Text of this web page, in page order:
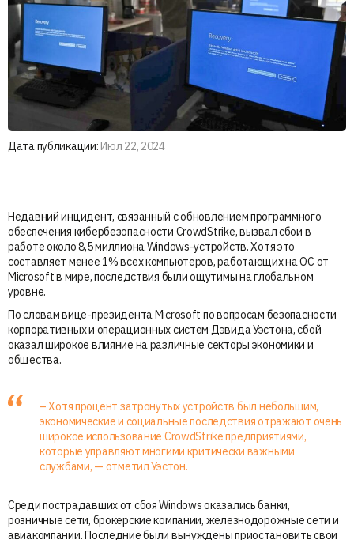
Дата публикации: Июл 22, 2024
Недавний инцидент, связанный с обновлением программного
обеспечения кибербезопасности CrowdStrike, вызвал сбои в
работе около 8,5 миллиона Windows-устройств. Хотя это
составляет менее 1% всех компьютеров, работающих на ОС от
Microsoft в мире, последствия были ощутимы на глобальном
уровне.
По словам вице-президента Microsoft по вопросам безопасности
корпоративных и операционных систем Дэвида Уэстона, сбой
оказал широкое влияние на различные секторы экономики и
общества.
– Хотя процент затронутых устройств был небольшим,
экономические и социальные последствия отражают очень
широкое использование CrowdStrike предприятиями,
которые управляют многими критически важными
службами, — отметил Уэстон.
Среди пострадавших от сбоя Windows оказались банки,
розничные сети, брокерские компании, железнодорожные сети и
авиакомпании. Последние были вынуждены приостановить свои